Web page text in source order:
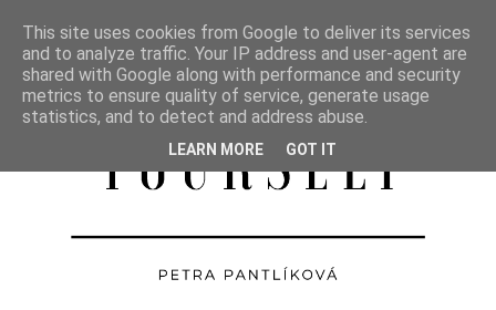
This site uses cookies from Google to deliver its services
and to analyze traffic. Your IP address and user-agent are
shared with Google along with performance and security
metrics to ensure quality of service, generate usage
statistics, and to detect and address abuse.
LEARN MORE GOT IT